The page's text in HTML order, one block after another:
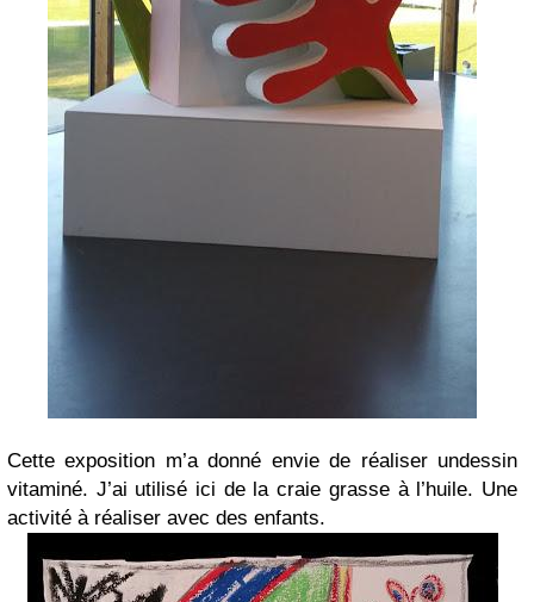
Cette exposition m’a donné envie de réaliser undessin
vitaminé. J’ai utilisé ici de la craie grasse à l’huile. Une
activité à réaliser avec des enfants.